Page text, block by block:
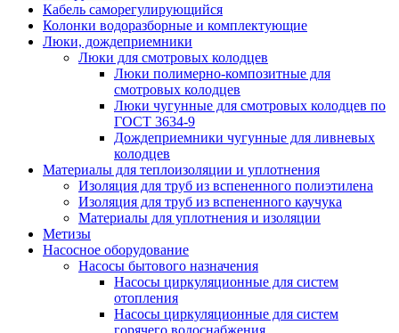
Кабель саморегулирующийся
Колонки водоразборные и комплектующие
Люки, дождеприемники
Люки для смотровых колодцев
Люки полимерно-композитные для
смотровых колодцев
Люки чугунные для смотровых колодцев по
ГОСТ 3634-9
Дождеприемники чугунные для ливневых
колодцев
Материалы для теплоизоляции и уплотнения
Изоляция для труб из вспененного полиэтилена
Изоляция для труб из вспененного каучука
Материалы для уплотнения и изоляции
Метизы
Насосное оборудование
Насосы бытового назначения
Насосы циркуляционные для систем
отопления
Насосы циркуляционные для систем
горячего водоснабжения